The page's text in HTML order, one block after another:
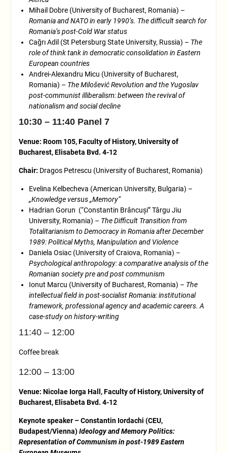
Mihail Dobre (University of Bucharest, Romania) –
Romania and NATO in early 1990’s. The difficult search for
Romania’s post-Cold War status
Cağrı Adil (St Petersburg State University, Russia) – The
role of think tank in democratic consolidation in Eastern
European countries
Andrei-Alexandru Micu (University of Bucharest,
Romania) – The ​Milošević Revolution ​and the Yugoslav
post-communist illiberalism: between the revival of
nationalism and social decline
10:30 – 11:40 Panel 7
Venue: Room 105, Faculty of History, University of
Bucharest, Elisabeta Bvd. 4-12
Chair: Dragos Petrescu (University of Bucharest, Romania)
Evelina Kelbecheva (American University, Bulgaria) –
„Knowledge versus „Memory”
Hadrian Gorun (“Constantin Brâncuși” Târgu Jiu
University, Romania) – The Difficult Transition from
Totalitarianism to Democracy in Romania after December
1989: Political Myths, Manipulation and Violence
Daniela Osiac (University of Craiova, Romania) –
Psychological anthropology: a comparative analysis of the
Romanian society pre and post communism
Ionut Marcu (University of Bucharest, Romania) – The
intellectual field in post-socialist Romania: institutional
framework, professional agency and academic careers. A
case-study on history-writing
11:40 – 12:00
Coffee break
12:00 – 13:00
Venue: Nicolae Iorga Hall, Faculty of History, University of
Bucharest, Elisabeta Bvd. 4-12
Keynote speaker –Constantin Iordachi (CEU,
Budapest/Vienna)Ideology and Memory Politics:
Representation of Communism in post-1989 Eastern